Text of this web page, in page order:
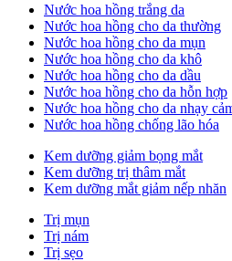
Nước hoa hồng trắng da
Nước hoa hồng cho da thường
Nước hoa hồng cho da mụn
Nước hoa hồng cho da khô
Nước hoa hồng cho da dầu
Nước hoa hồng cho da hỗn hợp
Nước hoa hồng cho da nhạy
Nước hoa hồng chống lão hóa
Kem dưỡng giảm bọng mắt
Kem dưỡng trị thâm mắt
Kem dưỡng mắt giảm nếp nhăn
Trị mụn
Trị nám
Trị sẹo